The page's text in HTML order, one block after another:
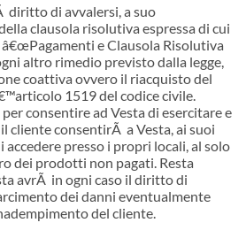
diritto di avvalersi, a suo
clausola risolutiva espressa di cui
â€œPagamenti e Clausola Risolutiva
altro rimedio previsto dalla legge,
coattiva ovvero il riacquisto del
articolo 1519 del codice civile.
consentire ad Vesta di esercitare e
cliente consentirÃ a Vesta, ai suoi
presso i propri locali, al solo
dei prodotti non pagati. Resta
avrÃ in ogni caso il diritto di
dei danni eventualmente
del cliente.